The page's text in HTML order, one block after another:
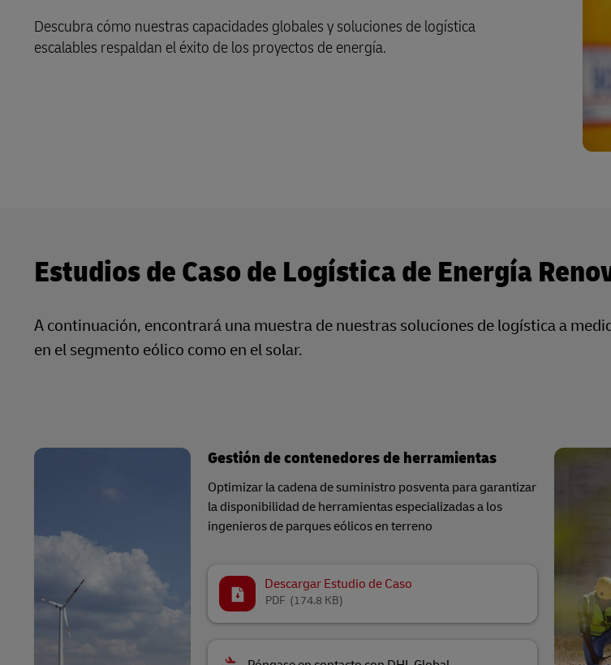
LifeTrack
Descubra cómo nuestras capacidades globales y soluciones de logística
escalables respaldan el éxito de los proyectos de energía.
Estudios de Caso de Logística de Energía
A continuación, encontrará una muestra de nuestras soluciones de logística a
en el segmento eólico como en el solar.
Gestión de contenedores de herramientas
Optimizar la cadena de suministro posventa para garantizar
la disponibilidad de herramientas especializadas a los
ingenieros de parques eólicos en terreno
Descargar Estudio de Caso
(174.8 KB)
PDF